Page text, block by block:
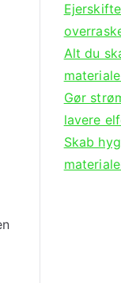
Alt du
Gør
lavere
Skab